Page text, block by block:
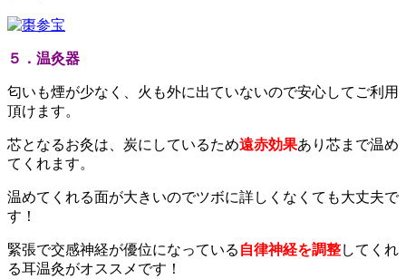
５．温灸器
匂いも煙が少なく、火も外に出ていないので安心してご利用
頂けます。
芯となるお灸は、炭にしているため遠赤効果あり芯まで温め
てくれます。
温めてくれる面が大きいのでツボに詳しくなくても大丈夫で
す！
緊張で交感神経が優位になっている 自律神経を調整してくれ
る耳温灸がオススメです！